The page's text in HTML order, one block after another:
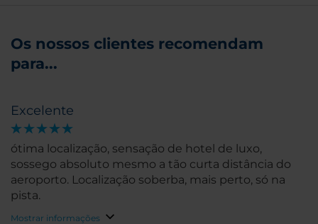
Os nossos clientes recomendam
para...
Excelente
ótima localização, sensação de hotel de luxo,
sossego absoluto mesmo a tão curta distância do
aeroporto. Localização soberba, mais perto, só na
pista.
Mostrar informações